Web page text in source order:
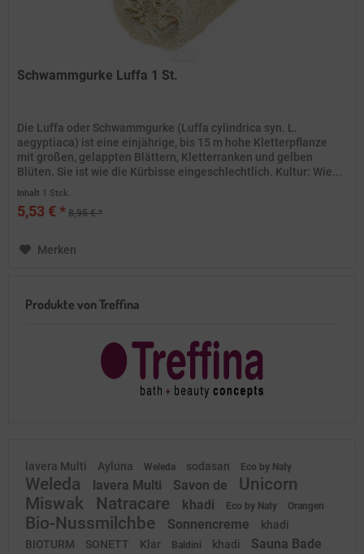
Schwammgurke Luffa 1 St.
Die Luffa oder Schwammgurke (Luffa cylindrica syn. L.
aegyptiaca) ist eine einjährige, bis 15 m hohe Kletterpflanze
mit großen, gelappten Blättern, Kletterranken und gelben
Blüten. Sie ist wie die Kürbisse eingeschlechtlich. Kultur: Wie...
Inhalt 1 Stck.
5,53 € * 8,95 € *
Merken
Produkte von Treffina
lavera Multi Ayluna Weleda sodasan Eco by Naty
Weleda lavera Multi Savon de
Unicorn
Miswak
Natracare khadi Eco by Naty Orangen
Bio-Nussmilchbe Sonnencreme
khadi
BIOTURM
SONETT Klar Baldini khadi
Sauna Bade